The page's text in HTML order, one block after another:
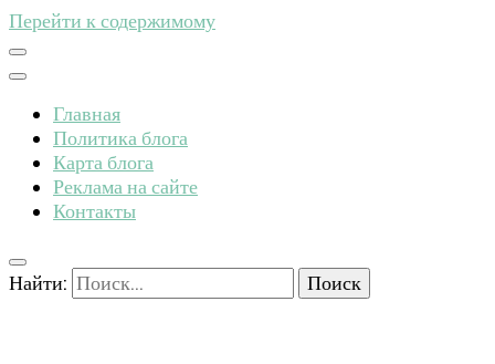
Перейти к содержимому
Главная
Политика блога
Карта блога
Реклама на сайте
Контакты
Найти: